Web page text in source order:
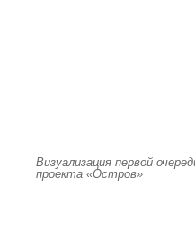
Визуализация первой
проекта «Остров»